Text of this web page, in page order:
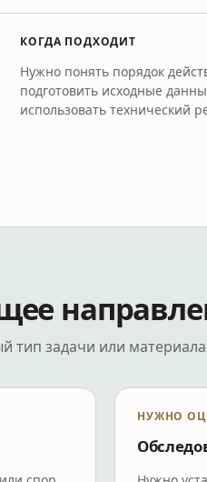
КОГДА ПОДХОДИТ
Нужно понять порядок
подготовить исходные
использовать технический
тип задачи или
НУЖНО